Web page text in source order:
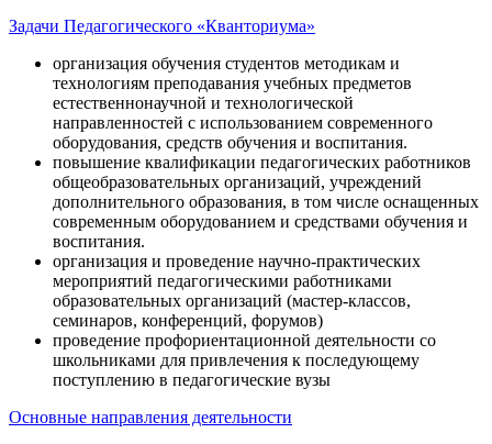
Задачи Педагогического «Кванториума»
организация обучения студентов методикам и
технологиям преподавания учебных предметов
естественнонаучной и технологической
направленностей с использованием современного
оборудования, средств обучения и воспитания.
повышение квалификации педагогических работников
общеобразовательных организаций, учреждений
дополнительного образования, в том числе оснащенных
современным оборудованием и средствами обучения и
воспитания.
организация и проведение научно-практических
мероприятий педагогическими работниками
образовательных организаций (мастер-классов,
семинаров, конференций, форумов)
проведение профориентационной деятельности со
школьниками для привлечения к последующему
поступлению в педагогические вузы
Основные направления деятельности